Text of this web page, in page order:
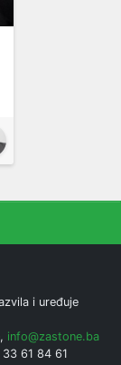
i uređuje
info@zastone.ba
61 84 61